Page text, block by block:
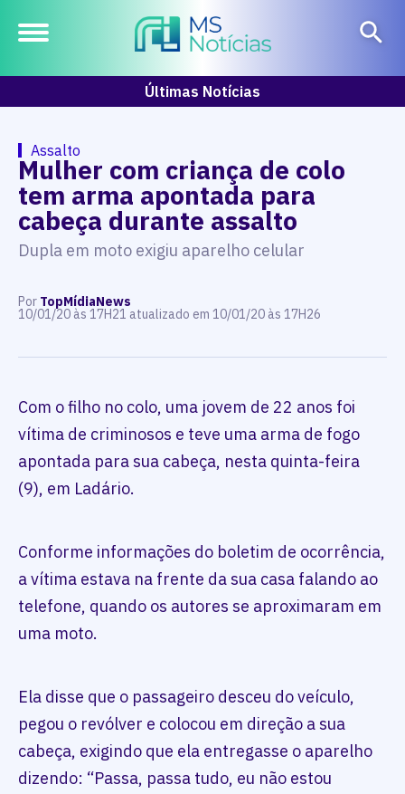
Últimas Notícias
Assalto
Mulher com criança de colo
tem arma apontada para
cabeça durante assalto
Dupla em moto exigiu aparelho celular
Por TopMídiaNews
10/01/20 às 17H21 atualizado em 10/01/20 às 17H26
Com o filho no colo, uma jovem de 22 anos foi
vítima de criminosos e teve uma arma de fogo
apontada para sua cabeça, nesta quinta-feira
(9), em Ladário.
Conforme informações do boletim de ocorrência,
a vítima estava na frente da sua casa falando ao
telefone, quando os autores se aproximaram em
uma moto.
Ela disse que o passageiro desceu do veículo,
pegou o revólver e colocou em direção a sua
cabeça, exigindo que ela entregasse o aparelho
dizendo: “Passa, passa tudo, eu não estou